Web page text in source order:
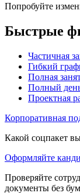
Попробуйте
Быстрые
Частичная
Гибкий
Полная
Полный
Проектная
Корпоративная
Какой соцпакет
Оформляйте
Проверяйте
документы без